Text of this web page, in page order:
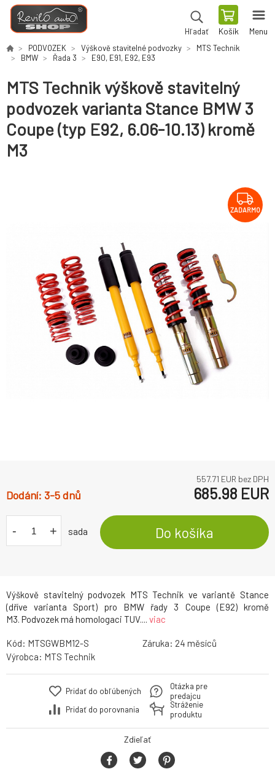
Hľadať Košík Menu
PODVOZEK Výškově stavitelné podvozky
MTS Technik
BMW
Řada 3 E90, E91, E92, E93
MTS Technik výškově stavitelný
podvozek varianta Stance BMW 3
Coupe (typ E92, 6.06-10.13) kromě
M3
ZADARMO
Výškově stavitelný podvozek MTS Technik ve variantě Stance
(dříve varianta Sport) pro BMW řady 3 Coupe (E92) kromě
M3. Podvozek má homologaci TUV.... viac
557.71 EUR bez DPH
3-5 dnů 685.98 EUR
- + sada Do košíka
Kód: MTSGWBM12-S Záruka: 24
Výrobca: MTS Technik
Pridať do obľúbených
Pridať do porovnania
Otázka pre
predajcu
Stráženie
produktu
Zdieľať